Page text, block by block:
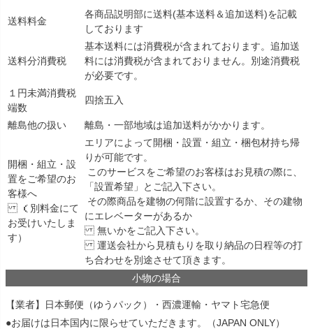
送料料金
各商品説明部に送料(基本送料＆追加送料)を記載
しております
送料分消費税
基本送料には消費税が含まれております。追加送
料には消費税が含まれておりません。別途消費税
が必要です。
１円未満消費税
端数
四捨五入
離島他の扱い 離島・一部地域は追加送料がかかります。
開梱・組立・設
置をご希望のお
客様へ
（別料金にて
お受けいたしま
す）
エリアによって開梱・設置・組立・梱包材持ち帰
りが可能です。
このサービスをご希望のお客様はお見積の際に、
「設置希望」とご記入下さい。
その際商品を建物の何階に設置するか、その建物
にエレベーターがあるか
無いかをご記入下さい。
運送会社から見積もりを取り納品の日程等の打
ち合わせを別途させて頂きます。
小物の場合
【業者】日本郵便（ゆうパック）・西濃運輸・ヤマト宅急便
●お届けは日本国内に限らせていただきます。（JAPAN ONLY）